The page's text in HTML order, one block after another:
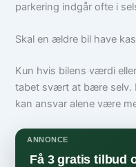
parkering indgår ofte i
Skal en ældre bil have
Kun hvis bilens værdi
tabet svært at bære selv.
kan ansvar alene være
ANNONCE
Få 3 gratis tilbud